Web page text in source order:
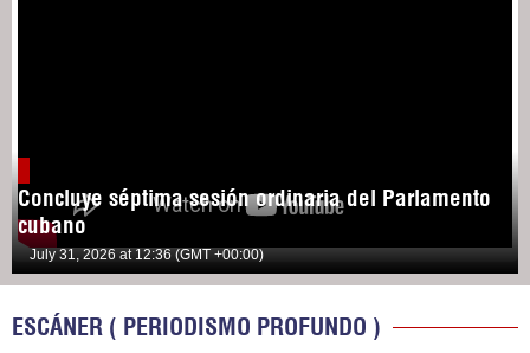
Concluye séptima sesión ordinaria del Parlamento
cubano
July 31, 2026 at 12:36 (GMT +00:00)
ESCÁNER ( PERIODISMO PROFUNDO )